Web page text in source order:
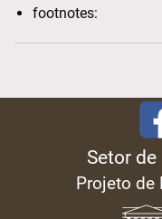
footnotes:
Setor
Projeto de